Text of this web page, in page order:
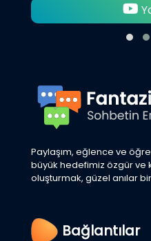
Paylaşım, eğlence ve
büyük hedefimiz özgür ve
oluşturmak, güzel anılar
Bağlantılar